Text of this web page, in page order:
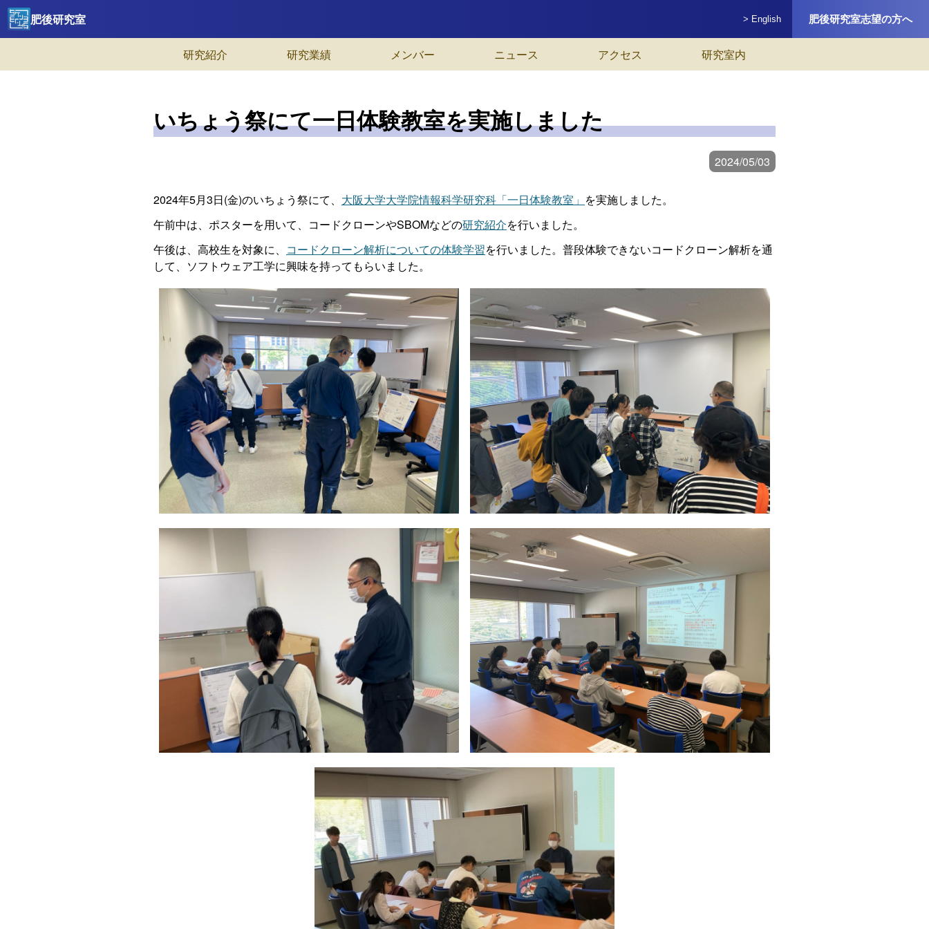
肥後研究室 > English 肥後研究室志望の方へ
研究紹介 研究業績 メンバー ニュース アクセス 研究室内
いちょう祭にて一日体験教室を実施しました
2024/05/03
2024年5月3日(金)のいちょう祭にて、 大阪大学大学院情報科学研究科「一日体験教室」 を実施しました。
午前中は、ポスターを用いて、コードクローンやSBOMなどの研究紹介を行いました。
午後は、高校生を対象に、 コードクローン解析についての体験学習を行いました。普段体験できないコードクローン解析を通
して、ソフトウェア工学に興味を持ってもらいました。